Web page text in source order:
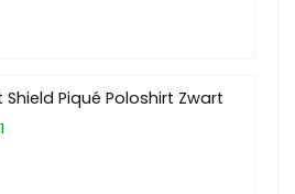
Shield Piqué Poloshirt Zwart